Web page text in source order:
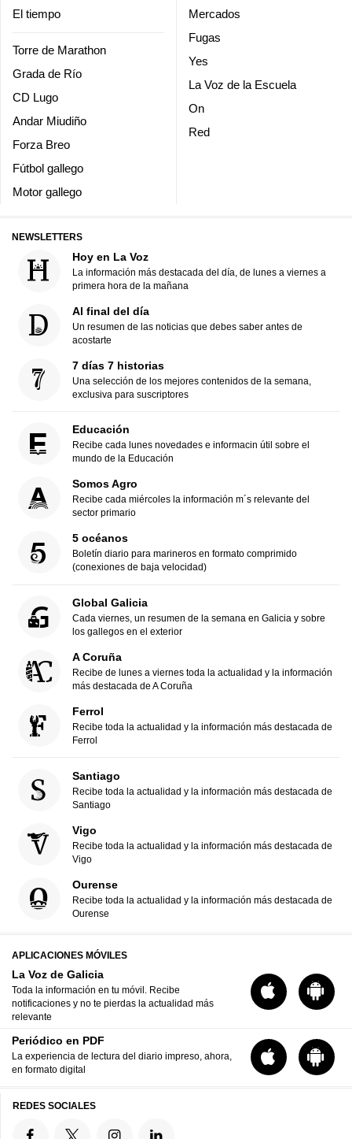
El tiempo
Torre de Marathon
Grada de Río
CD Lugo
Andar Miudiño
Forza Breo
Fútbol gallego
Motor gallego
Mercados
Fugas
Yes
La Voz de la Escuela
On
Red
NEWSLETTERS
Hoy en La Voz
La información más destacada del día, de lunes a viernes a
primera hora de la mañana
Al final del día
Un resumen de las noticias que debes saber antes de
acostarte
7 días 7 historias
Una selección de los mejores contenidos de la semana,
exclusiva para suscriptores
Educación
Recibe cada lunes novedades e informacin útil sobre el
mundo de la Educación
Somos Agro
Recibe cada miércoles la información m´s relevante del
sector primario
5 océanos
Boletín diario para marineros en formato comprimido
(conexiones de baja velocidad)
Global Galicia
Cada viernes, un resumen de la semana en Galicia y sobre
los gallegos en el exterior
A Coruña
Recibe de lunes a viernes toda la actualidad y la información
más destacada de A Coruña
Ferrol
Recibe toda la actualidad y la información más destacada de
Ferrol
Santiago
Recibe toda la actualidad y la información más destacada de
Santiago
Vigo
Recibe toda la actualidad y la información más destacada de
Vigo
Ourense
Recibe toda la actualidad y la información más destacada de
Ourense
APLICACIONES MÓVILES
La Voz de Galicia
Toda la información en tu móvil. Recibe
notificaciones y no te pierdas la actualidad más
relevante
Periódico en PDF
La experiencia de lectura del diario impreso, ahora,
en formato digital
REDES SOCIALES